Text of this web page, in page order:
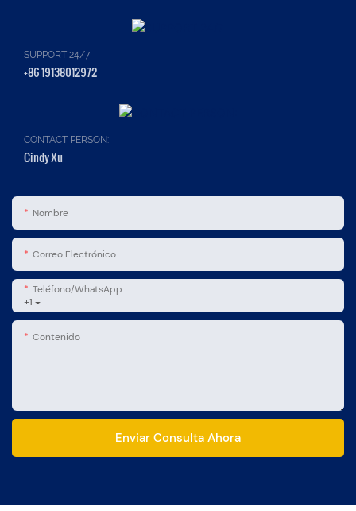
SUPPORT 24/7
+86 19138012972
CONTACT PERSON:
Cindy Xu
Nombre
Correo Electrónico
+1
Teléfono/WhatsApp
Contenido
Enviar Consulta Ahora